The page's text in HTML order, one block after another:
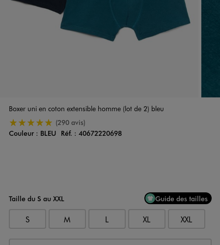
Boxer uni en coton extensible homme (lot de 2) bleu
5/5 de moyenne(290 avis)
Couleur
Couleur : BLEU Réf. : 40672220698
Taille du S au XXL Guide des tailles
S M L XL XXL